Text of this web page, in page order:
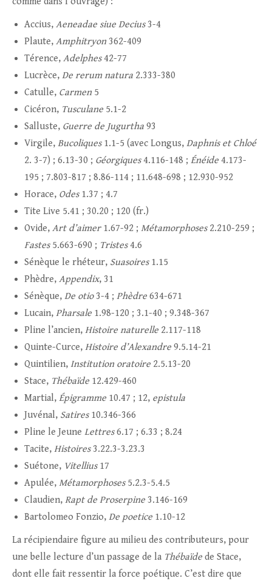
Accius, Aeneadae siue Decius3-4
Plaute, Amphitryon 362-409
Térence, Adelphes42-77
Lucrèce, De rerum natura 2.333-380
Catulle, Carmen 5
Cicéron, Tusculane 5.1-2
Salluste, Guerre de Jugurtha 93
Virgile, Bucoliques 1.1-5 (avec Longus, Daphnis et Chloé
2. 3-7) ; 6.13-30 ; Géorgiques4.116-148 ; Énéide 4.173-
195 ; 7.803-817 ; 8.86-114 ; 11.648-698 ; 12.930-952
Horace, Odes1.37 ; 4.7
Tite Live 5.41 ; 30.20 ; 120 (fr.)
Ovide, Art d’aimer 1.67-92 ; Métamorphoses2.210-259 ;
Fastes 5.663-690 ; Tristes4.6
Sénèque le rhéteur, Suasoires 1.15
Phèdre, Appendix, 31
Sénèque, De otio3-4 ; Phèdre 634-671
Lucain, Pharsale 1.98-120 ; 3.1-40 ; 9.348-367
Pline l’ancien, Histoire naturelle 2.117-118
Quinte-Curce, Histoire d’Alexandre 9.5.14-21
Quintilien, Institution oratoire 2.5.13-20
Stace, Thébaïde 12.429-460
Martial, Épigramme 10.47 ; 12, epistula
Juvénal, Satires 10.346-366
Pline le Jeune Lettres6.17 ; 6.33 ; 8.24
Tacite, Histoires3.22.3-3.23.3
Suétone, Vitellius 17
Apulée, Métamorphoses 5.2.3-5.4.5
Claudien, Rapt de Proserpine 3.146-169
Bartolomeo Fonzio, De poetice 1.10-12
La récipiendaire figure au milieu des contributeurs, pour
une belle lecture d’un passage de la Thébaïde de Stace,
dont elle fait ressentir la force poétique. C’est dire que